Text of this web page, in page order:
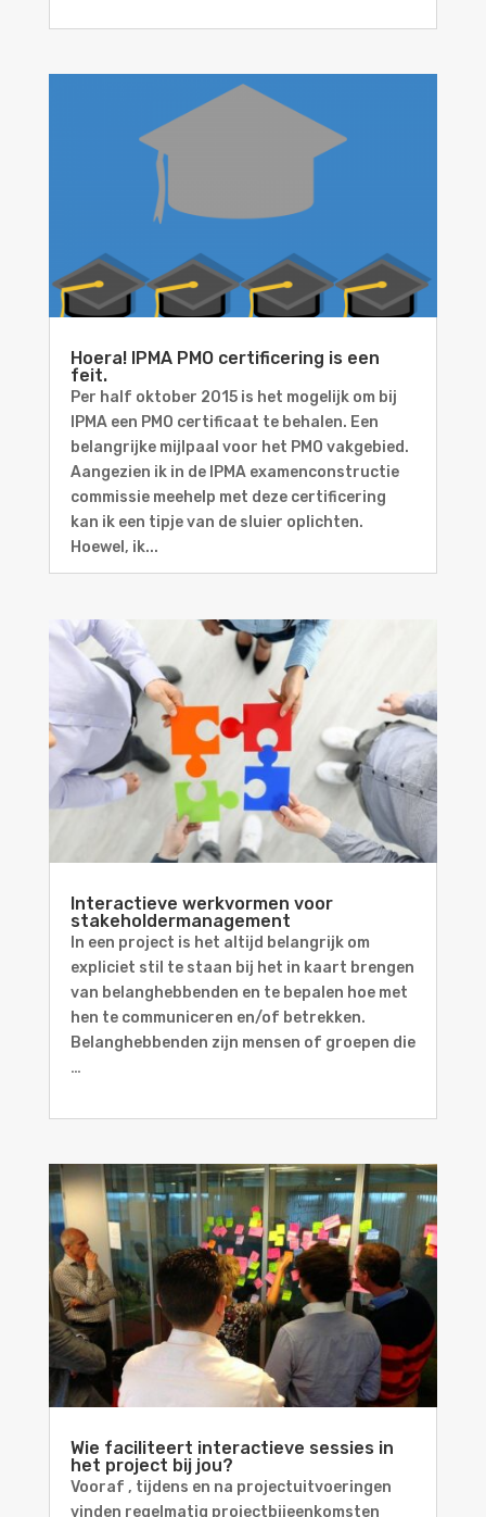
Hoera! IPMA PMO certificering is een
feit.
Per half oktober 2015 is het mogelijk om bij
IPMA een PMO certificaat te behalen. Een
belangrijke mijlpaal voor het PMO vakgebied.
Aangezien ik in de IPMA examenconstructie
commissie meehelp met deze certificering
kan ik een tipje van de sluier oplichten.
Hoewel, ik...
Interactieve werkvormen voor
stakeholdermanagement
In een project is het altijd belangrijk om
expliciet stil te staan bij het in kaart brengen
van belanghebbenden en te bepalen hoe met
hen te communiceren en/of betrekken.
Belanghebbenden zijn mensen of groepen die
…
Wie faciliteert interactieve sessies in
het project bij jou?
Vooraf , tijdens en na projectuitvoeringen
vinden regelmatig projectbijeenkomsten